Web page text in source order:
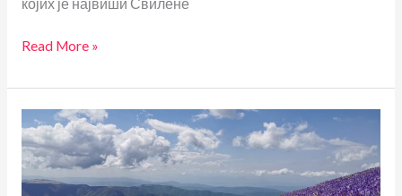
којих је највиши Свилене
Гвоздачке
Read More »